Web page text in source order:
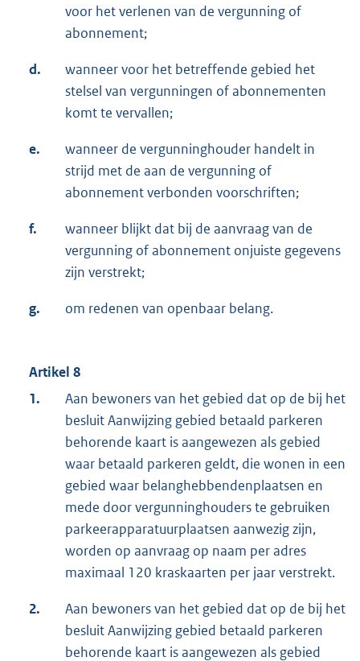
voor het verlenen van de vergunning of
abonnement;
d.
wanneer voor het betreffende gebied het
stelsel van vergunningen of abonnementen
komt te vervallen;
e.
wanneer de vergunninghouder handelt in
strijd met de aan de vergunning of
abonnement verbonden voorschriften;
f.
wanneer blijkt dat bij de aanvraag van de
vergunning of abonnement onjuiste gegevens
zijn verstrekt;
g. om redenen van openbaar belang.
Artikel 8
1.
Aan bewoners van het gebied dat op de bij het
besluit Aanwijzing gebied betaald parkeren
behorende kaart is aangewezen als gebied
waar betaald parkeren geldt, die wonen in een
gebied waar belanghebbendenplaatsen en
mede door vergunninghouders te gebruiken
parkeerapparatuurplaatsen aanwezig zijn,
worden op aanvraag op naam per adres
maximaal 120 kraskaarten per jaar verstrekt.
2.
Aan bewoners van het gebied dat op de bij het
besluit Aanwijzing gebied betaald parkeren
behorende kaart is aangewezen als gebied